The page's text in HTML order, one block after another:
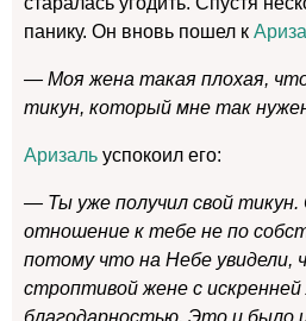
панику. Он вновь пошел к
— Моя жена такая плохая,
тикун, который мне так
Аризаль успокоил его:
— Ты уже получил свой тикун.
отношение к тебе не по
потому что на Небе
строптивой жене с
благодарностью. Это и было